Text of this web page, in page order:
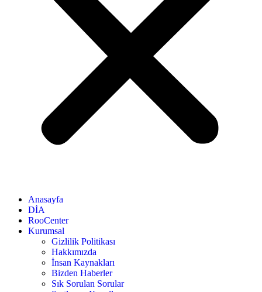
Anasayfa
DİA
RooCenter
Kurumsal
Gizlilik Politikası
Hakkımızda
İnsan Kaynakları
Bizden Haberler
Sık Sorulan Sorular